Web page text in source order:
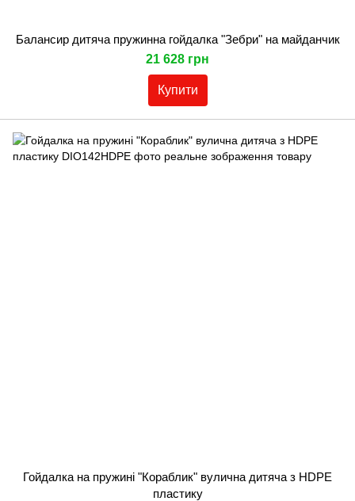
Балансир дитяча пружинна гойдалка "Зебри" на майданчик
21 628 грн
Купити
Гойдалка на пружині "Кораблик" вулична дитяча з HDPE
пластику